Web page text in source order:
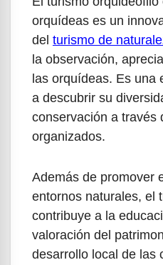
orquídeas es un
del turismo de
la observación,
las orquídeas. Es una
a descubrir su
conservación a través
organizados.
Además de promover
entornos naturales, el
contribuye a la
valoración del
desarrollo local de las